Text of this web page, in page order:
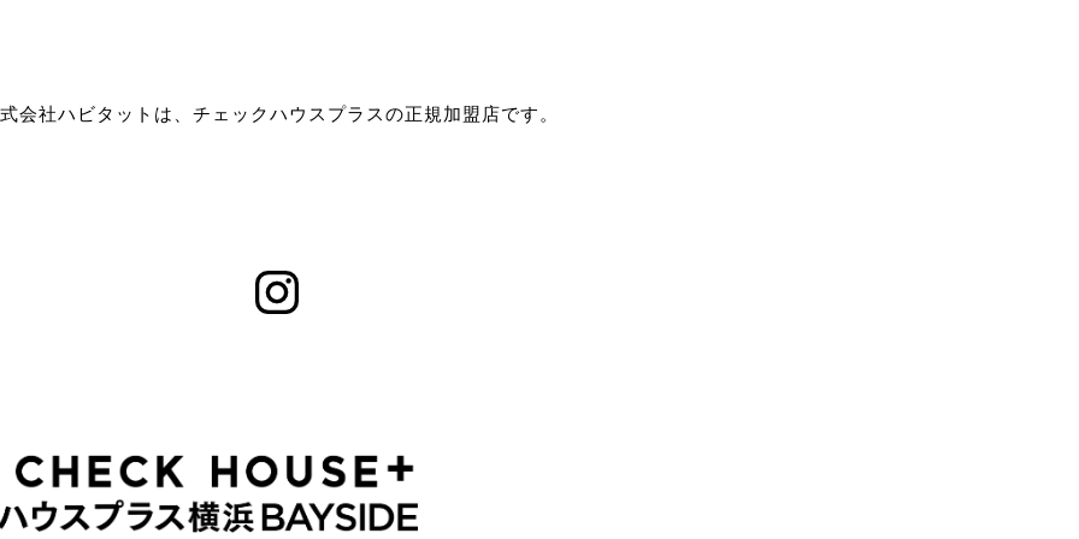
会社ハビタットは、チェックハウスプラスの正規加盟店です。